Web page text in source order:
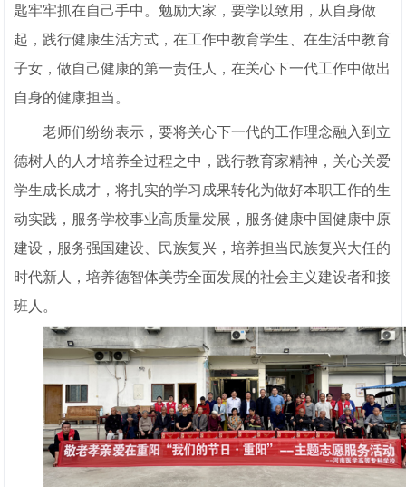
匙牢牢抓在自己手中。勉励大家，要学以致用，从自身做
起，践行健康生活方式，在工作中教育学生、在生活中教育
子女，做自己健康的第一责任人，在关心下一代工作中做出
自身的健康担当。
老师们纷纷表示，要将关心下一代的工作理念融入到立
德树人的人才培养全过程之中，践行教育家精神，关心关爱
学生成长成才，将扎实的学习成果转化为做好本职工作的生
动实践，服务学校事业高质量发展，服务健康中国健康中原
建设，服务强国建设、民族复兴，培养担当民族复兴大任的
时代新人，培养德智体美劳全面发展的社会主义建设者和接
班人。